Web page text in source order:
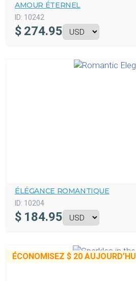
AMOUR ÉTERNEL
ID: 10242
$ 274.95
ÉLÉGANCE ROMANTIQUE
ID: 10204
$ 184.95
ÉCONOMISEZ $ 20 AUJOURD’HUI